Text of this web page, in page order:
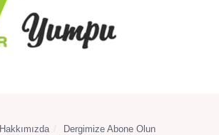
Hakkımızda Dergimize Abone Olun